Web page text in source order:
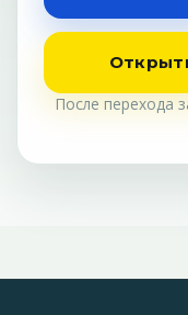
После перехода